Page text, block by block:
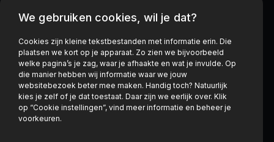
OPENINGSTIJDEN
Ma t/m Vr: 10:00–17:30
Za:10:00–17:00& Zo:gesloten
Privacy policy
We gebruiken cookies, wil je dat?
Cookies zijn kleine tekstbestanden met informatie erin. Die
plaatsen we kort op je apparaat. Zo zien we bijvoorbeeld
welke pagina’s je zag, waar je afhaakte en wat je invulde. Op
die manier hebben wij informatie waar we jouw
websitebezoek beter mee maken. Handig toch? Natuurlijk
kies je zelf of je dat toestaat. Daar zijn we eerlijk over. Klik
op “Cookie instellingen”, vind meer informatie en beheer je
voorkeuren.